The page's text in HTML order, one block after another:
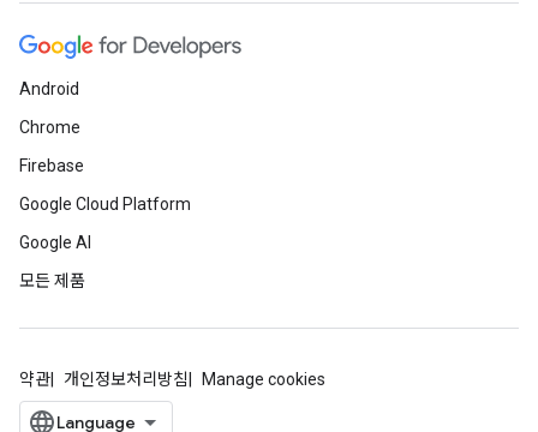
Android
Chrome
Firebase
Google Cloud Platform
Google AI
모든 제품
약관 개인정보처리방침 Manage cookies